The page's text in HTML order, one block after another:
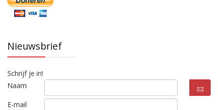
Nieuwsbrief
Schrijf je in!
Naam
E-mail